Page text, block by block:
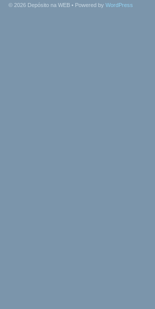
© 2026 Depósito na WEB • Powered by WordPress